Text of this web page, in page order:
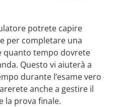
potrete capire
per completare una
quanto tempo dovrete
Questo vi aiuterà a
durante l’esame vero
anche a gestire il
la prova finale.